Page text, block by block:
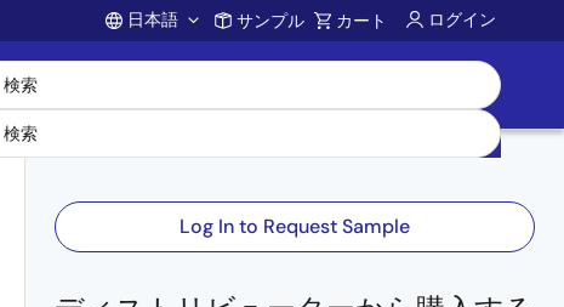
Account
日本語 サンプル カート ログイン
Log In to Request Sample